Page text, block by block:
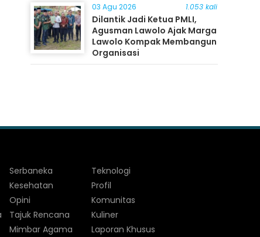
03 Agu 2026 1.053 kali
Dilantik Jadi Ketua PMLI,
Agusman Lawolo Ajak Marga
Lawolo Kompak Membangun
Organisasi
Serbaneka
Kesehatan
Opini
Tajuk Rencana
Mimbar Agama
Teknologi
Profil
Komunitas
Kuliner
Laporan Khusus